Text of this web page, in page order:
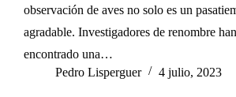
observación de aves no solo es un
agradable. Investigadores de renombre han
encontrado una…
Pedro Lisperguer
4 julio, 2023